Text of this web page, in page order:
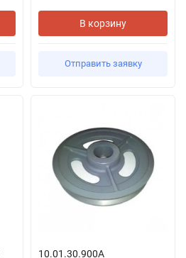
В корзину
Отправить заявку
10.01.30.900А